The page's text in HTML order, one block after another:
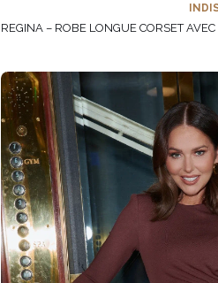
REGINA – ROBE LONGUE CORSET